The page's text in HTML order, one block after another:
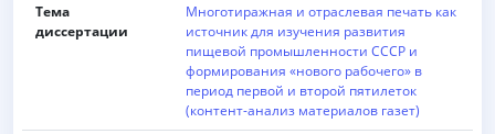
Тема
диссертации
Многотиражная и отраслевая печать как
источник для изучения развития
пищевой промышленности СССР и
формирования «нового рабочего» в
период первой и второй пятилеток
(контент-анализ материалов газет)